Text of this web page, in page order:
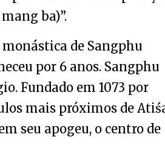
ba)”.
monástica de Sangphu
por 6 anos. Sangphu
Fundado em 1073 por
mais próximos de
seu apogeu, o centro de